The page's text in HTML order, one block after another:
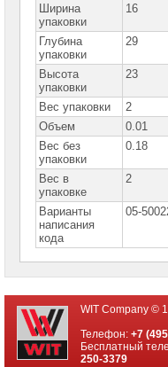
СХД
системы
хранения
данных
Компоненты
компьютеров
Компоненты
серверов
Серверные
платформы
Серверные
материнские
платы
Серверные
корпуса
Серверные
процессоры
Ширина
упаковки
16
Глубина
упаковки
29
Высота
упаковки
23
Вес упаковки
2
Объем
0.01
Вес без
упаковки
0.18
Вес в
упаковке
2
Варианты
написания
кода
05-
WIT Company ©
Телефон:+7
Бесплатный
250-3379